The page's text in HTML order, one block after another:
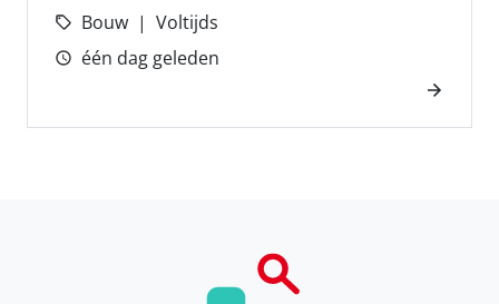
Bouw
Voltijds
één dag geleden